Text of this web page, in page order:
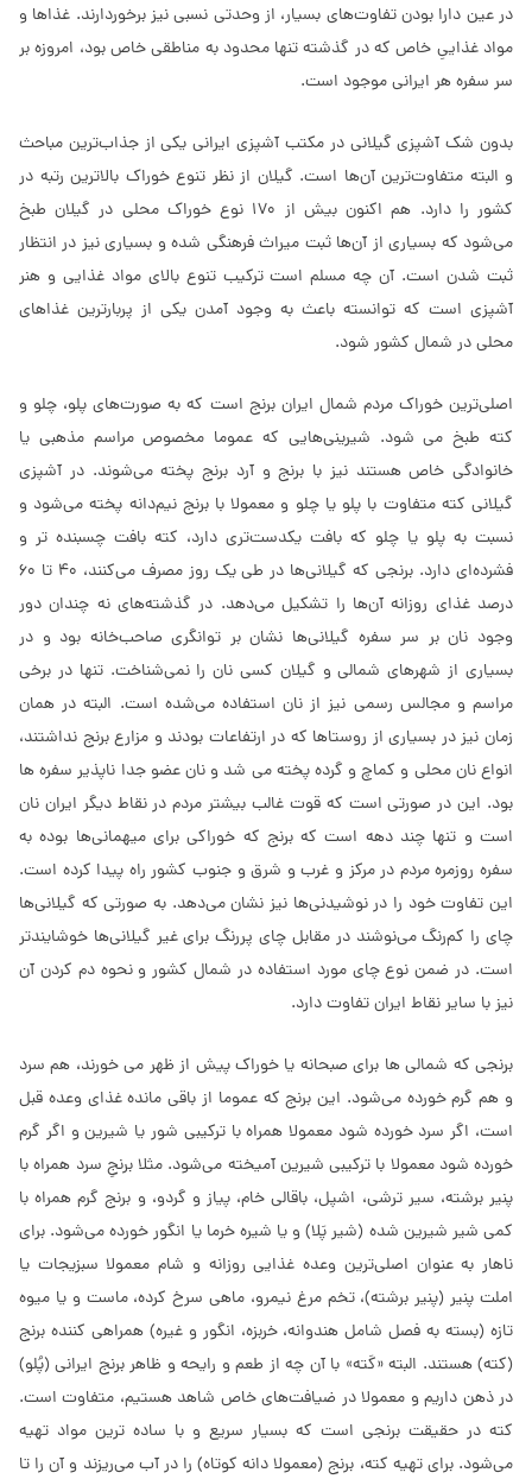
در عین دارا بودن تفاوت‌های بسیار، از وحدتی نسبی‌ نیز برخوردارند. غذاها و
مواد غذایی‌ِ خاص که در گذشته تنها محدود به مناطقی خاص بود، امروزه بر
سر سفره هر ایرانی‌ موجود است.
بدون شک آشپزی گیلانی در مکتب آشپزی ایرانی یکی از جذاب‌ترین مباحث
و البته متفاوت‌ترین آن‌ها است. گیلان از نظر تنوع خوراک بالاترین رتبه در
کشور را دارد. هم اکنون بیش از 170 نوع خوراک محلی در گیلان طبخ
می‌شود که بسیاری از آن‌ها ثبت میراث فرهنگی شده و بسیاری نیز در انتظار
ثبت شدن است. آن چه مسلم است ترکیب تنوع بالای مواد غذایی و هنر
آشپزی است که توانسته باعث به وجود آمدن یکی از پربارترین غذاهای
محلی در شمال کشور شود.
اصلی‌‌ترین خوراک‌ مردم شمال ایران برنج است که به صورت‌های پلو، چلو و
کته طبخ می­ شود. شیرینی‌‌هایی‌ که عموما مخصوص مراسم مذهبی‌ یا
خانواد‌گی خاص هستند نیز با برنج و آرد برنج پخته می‌‌شوند. در آشپزی
گیلانی کته متفاوت با پلو یا چلو و معمولا با برنج نیم‌دانه پخته می‌شود و
نسبت به پلو یا چلو که بافت یکدست‌تری دارد، کته بافت چسبنده تر و
فشرده‌ای دارد. برنجی که گیلانی‌ها در طی یک روز مصرف می‌کنند، 40 تا 60
درصد غذای روزانه آن‌ها را تشکیل می‌دهد. در گذشته‌های نه چندان دور
وجود نان بر سر سفره گیلانی‌ها نشان بر توانگری صاحب‌خانه بود و در
بسیاری از شهرهای شمالی و گیلان کسی نان را نمی‌شناخت. تنها در برخی
مراسم و مجالس رسمی نیز از نان استفاده می‌شده است. البته در همان
زمان نیز در بسیاری از روستاها که در ارتفاعات بودند و مزارع برنج نداشتند،
انواع نان محلی و کماچ و گرده پخته می شد و نان عضو جدا ناپذیر سفره ها
بود. این در صورتی است که قوت غالب بیشتر مردم در نقاط دیگر ایران نان
است و تنها چند دهه است که برنج که خوراکی برای میهمانی‌ها بوده به
سفره روزمره مردم در مرکز و غرب و شرق و جنوب کشور راه پیدا کرده است.
این تفاوت خود را در نوشیدنی‌ها نیز نشان می‌دهد. به صورتی که گیلانی‌ها
چای را کم‌رنگ می‌نوشند در مقابل چای پررنگ برای غیر گیلانی‌ها خوشایندتر
است. در ضمن نوع چای مورد استفاده در شمال کشور و نحوه دم کردن آن
نیز با سایر نقاط ایران تفاوت دارد.
برنجی که شمالی ها برای صبحانه یا خوراک پیش از ظهر می خورند، هم سرد
و هم گرم خورده می‌‌شود. این برنج که عموما از باقی‌ مانده غذای‌ وعده قبل
است، اگر سرد خورده شود معمولا همراه با ترکیبی‌ شور یا شیرین و اگر گرم
خورده شود معمولا با ترکیبی‌ شیرین آمیخته می‌‌شود. مثلا برنجِ سرد همراه با
پنیر برشته، سیر ترشی، اشپل، باقالی خام، پیاز و گردو، و برنج گرم همراه با
کمی‌ شیر شیرین شده (شیر پَلا) و یا شیره خرما یا انگور خورده می‌‌شود. برای
ناهار به عنوان اصلی‌‌ترین وعده غذایی‌ روزانه و شام معمولا سبزیجات یا
املت پنیر (پنیر برشته)، تخم مرغ نیمرو، ماهی‌ سرخ کرده، ماست و یا میوه
تازه (بسته به فصل شامل هندوانه، خربزه، انگور و غیره) همراهی کننده برنج
(کته) هستند. البته «کَته» با آن چه از طعم و رایحه و ظاهر برنج ایرانی‌ (پُلو)
در ذهن داریم و معمولا در ضیافت‌های خاص شاهد هستیم، متفاوت است.
کته در حقیقت برنجی است که بسیار سریع و با ساده ترین مواد تهیه
می‌‌شود. برای تهیه کته، برنج (معمولا دانه کوتاه) را در آب می‌‌ریزند و آن را تا